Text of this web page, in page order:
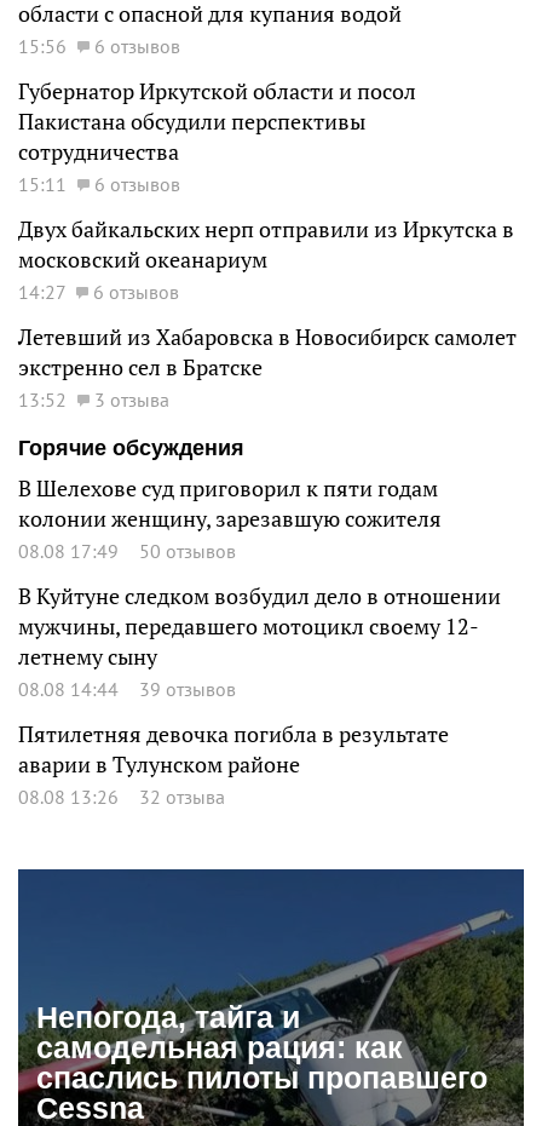
области с опасной для купания водой
15:56 6 отзывов
Губернатор Иркутской области и посол
Пакистана обсудили перспективы
сотрудничества
15:11 6 отзывов
Двух байкальских нерп отправили из Иркутска в
московский океанариум
14:27 6 отзывов
Летевший из Хабаровска в Новосибирск самолет
экстренно сел в Братске
13:52
3 отзыва
Горячие обсуждения
В Шелехове суд приговорил к пяти годам
колонии женщину, зарезавшую сожителя
08.08 17:49 50 отзывов
В Куйтуне следком возбудил дело в отношении
мужчины, передавшего мотоцикл своему 12-
летнему сыну
08.08 14:44 39 отзывов
Пятилетняя девочка погибла в результате
аварии в Тулунском районе
08.08 13:26 32 отзыва
Непогода, тайга и
самодельная рация: как
спаслись пилоты пропавшего
Cessna